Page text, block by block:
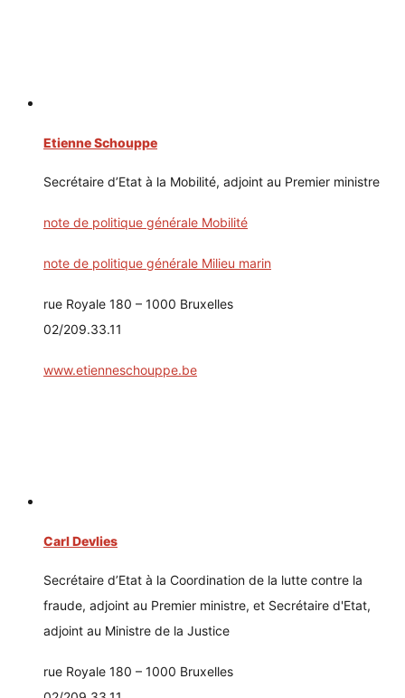
Etienne Schouppe
Secrétaire d’Etat à la Mobilité, adjoint au Premier ministre
note de politique générale Mobilité
note de politique générale Milieu marin
rue Royale 180 – 1000 Bruxelles
02/209.33.11
www.etienneschouppe.be
Carl Devlies
Secrétaire d’Etat à la Coordination de la lutte contre la
fraude, adjoint au Premier ministre, et Secrétaire d'Etat,
adjoint au Ministre de la Justice
rue Royale 180 – 1000 Bruxelles